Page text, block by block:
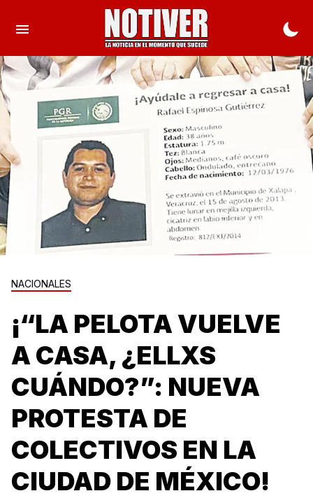
NACIONALES
¡“LA PELOTA VUELVE
A CASA, ¿ELLXS
CUÁNDO?”: NUEVA
PROTESTA DE
COLECTIVOS EN LA
CIUDAD DE MÉXICO!